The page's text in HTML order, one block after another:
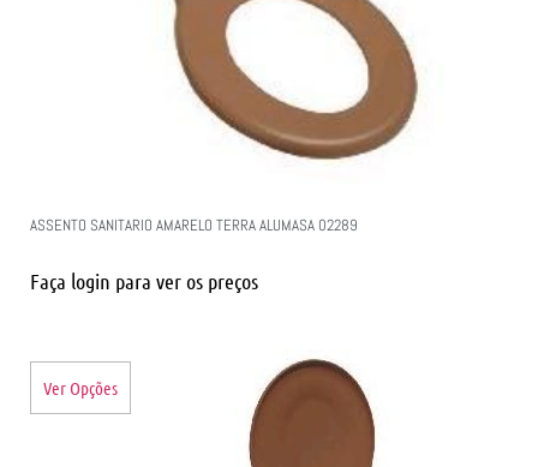
ASSENTO SANITARIO AMARELO TERRA ALUMASA 02289
Faça login para ver os preços
Ver Opções